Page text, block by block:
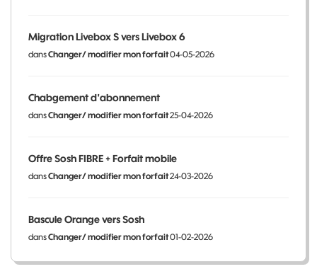
Migration Livebox S vers Livebox 6
dansChanger/ modifier mon forfait04-05-2026
Chabgement d'abonnement
dansChanger/ modifier mon forfait25-04-2026
Offre Sosh FIBRE + Forfait mobile
dansChanger/ modifier mon forfait24-03-2026
Bascule Orange vers Sosh
dansChanger/ modifier mon forfait01-02-2026